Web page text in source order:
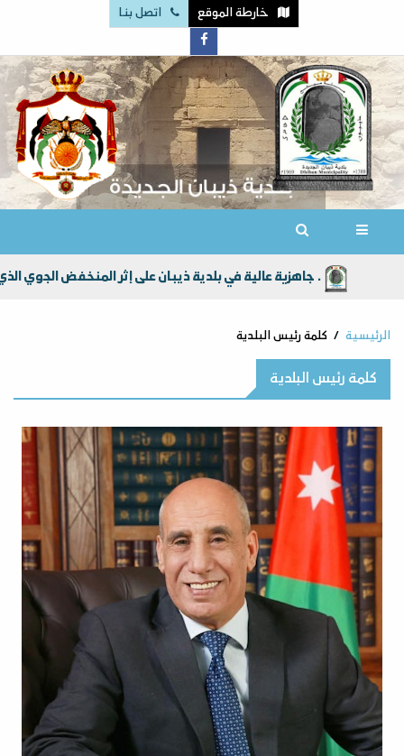
خارطة الموقع اتصل بنا
جاهزية عالية في بلدية ذيبان على إثر المنخفض الجوي الذي جلب امطار الخير الى أراضي المملكة الاردنية الهاشمية عامةً ولواء ذيبان خاصة .
الرئيسية كلمة رئيس البلدية
كلمة رئيس البلدية